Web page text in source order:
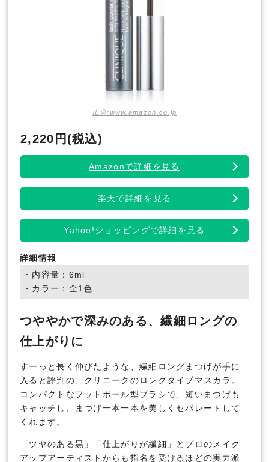
出典:www.amazon.co.jp
2,220円(税込)
Amazonで詳細を見る
楽天で詳細を見る
Yahoo!ショッピングで詳細を見る
詳細情報
・内容量：6ml
・カラー：全1色
つややかで深みのある、繊細ロングの
仕上がりに
すーっと長く伸びたような、繊細ロングまつげが手に
入ると評判の、クリニークのロングタイプマスカラ。
コンパクトなフットボール型ブラシで、短いまつげも
キャッチし、まつげ一本一本を美しくセパレートして
くれます。
「ツヤのある黒」「仕上がりが繊細」とプロのメイク
アップアーティストからも指名を受けるほどの実力派